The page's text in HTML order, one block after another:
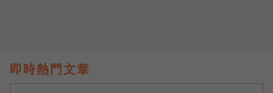
即時熱門文章